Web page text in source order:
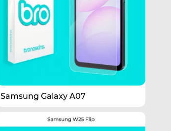
Samsung Galaxy A07